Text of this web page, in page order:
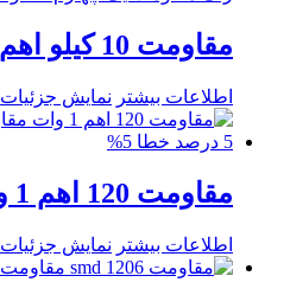
مقاومت 10 کیلو اهم 1%
اطلاعات بیشتر نمایش جزئیات
مقاومت 120 اهم 1 وات
اطلاعات بیشتر نمایش جزئیات